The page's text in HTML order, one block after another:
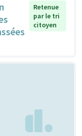
Retenue
par le tri
citoyen